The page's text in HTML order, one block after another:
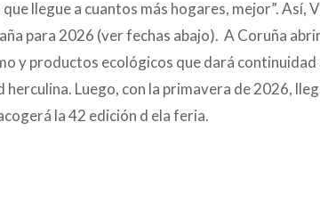
llegue a cuantos más hogares, mejor”. Así,
para 2026 (ver fechas abajo). A Coruña
y productos ecológicos que dará continuidad
herculina. Luego, con la primavera de 2026,
la 42 edición d ela feria.